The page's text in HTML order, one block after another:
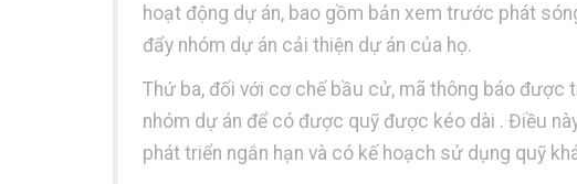
hoạt động dự án, bao gồm bản xem trước phát
đẩy nhóm dự án cải thiện dự án của họ.
Thứ ba, đối với cơ chế bầu cử, mã thông báo
nhóm dự án để có được quỹ được kéo dài . Điều
phát triển ngắn hạn và có kế hoạch sử dụng quỹ